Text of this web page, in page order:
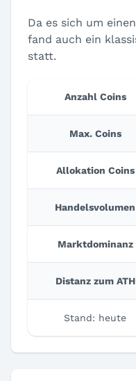
Da es sich um einen
fand auch ein
statt.
Anzahl Coins
Max. Coins
Allokation Coins
Handelsvolumen
Marktdominanz
Distanz zum ATH
Stand: heute